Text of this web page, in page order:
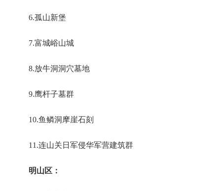
6.孤山新堡
7.富城峪山城
8.放牛洞洞穴墓地
9.鹰杆子墓群
10.鱼鳞洞摩崖石刻
11.连山关日军侵华军营建筑群
明山区：